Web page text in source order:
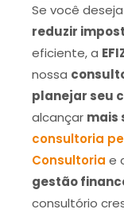
Se você deseja
reduzir
eficiente, a
nossa
planejar seu
alcançar mais
consultoria
Consultoria e
gestão
consultório